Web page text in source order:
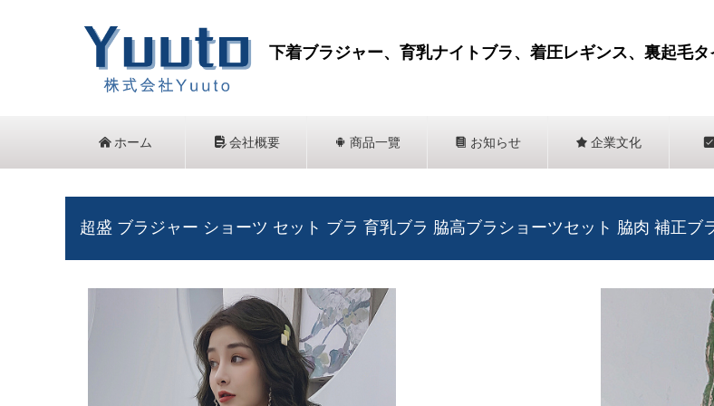
下着ブラジャー、育乳ナイトブラ、着圧レギンス、裏起毛
낀 ホーム 넖 会社概要 끒 商品一覽 뀴 お知らせ 끄 企業文化 뀇
超盛 ブラジャー ショーツ セット ブラ 育乳ブラ 脇高ブラショーツセット 脇肉 補正ブ